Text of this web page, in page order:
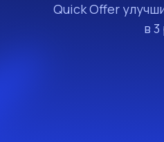
Quick Offer
в